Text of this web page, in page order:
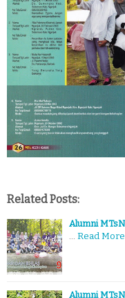
Related Posts:
Alumni
… Read More
Alumni